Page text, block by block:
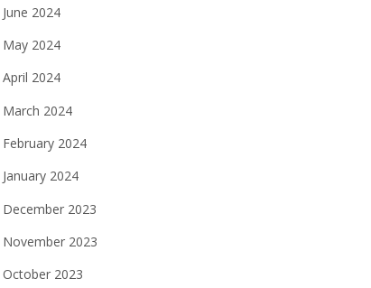
June 2024
May 2024
April 2024
March 2024
February 2024
January 2024
December 2023
November 2023
October 2023